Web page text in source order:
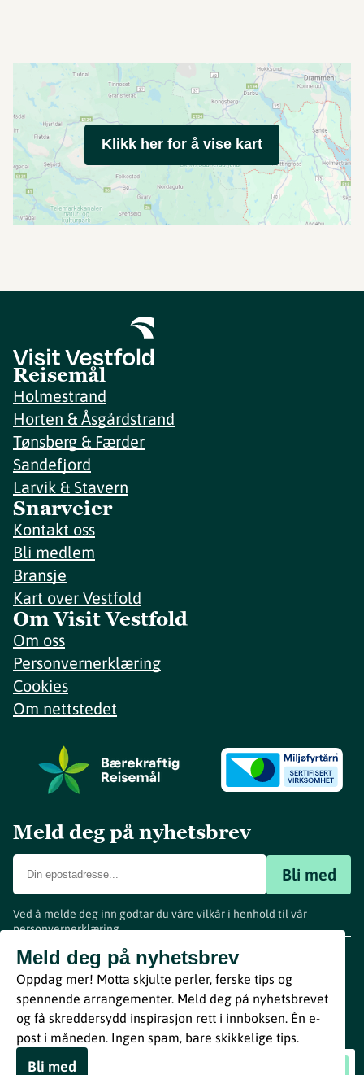
Klikk her for å vise kart
Pilegrimsvandring langs Tunsbergleden
Reisemål
Holmestrand
Horten & Åsgårdstrand
Tønsberg & Færder
Sandefjord
Larvik & Stavern
Snarveier
Kontakt oss
Bli medlem
Bransje
Kart over Vestfold
Om Visit Vestfold
Om oss
Personvernerklæring
Cookies
Om nettstedet
Meld deg på nyhetsbrev
Bli med
Ved å melde deg inn godtar du våre vilkår i henhold til vår
personvernerklæring.
Meld deg på nyhetsbrev
Oppdag mer! Motta skjulte perler, ferske tips og
spennende arrangementer. Meld deg på nyhetsbrevet
og få skreddersydd inspirasjon rett i innboksen. Én e-
post i måneden. Ingen spam, bare skikkelige tips.
Bli med
www.visitvestfold.com
Turistinformasjon
Vestfold Fylkeskommune
ByBreakfast